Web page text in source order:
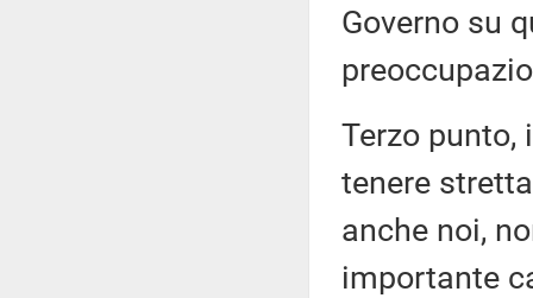
Governo su
Terzo punto,
tenere
anche noi,
importante